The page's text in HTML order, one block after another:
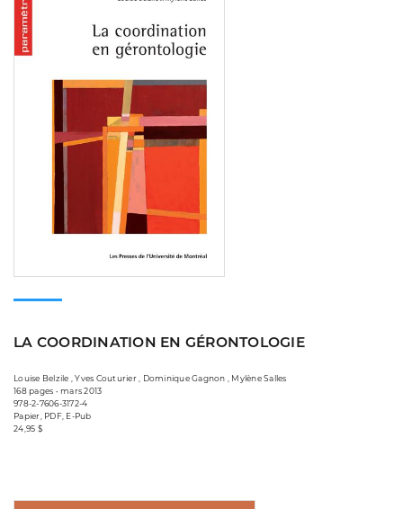
LA COORDINATION EN GÉRONTOLOGIE
Louise Belzile , Yves Couturier , Dominique Gagnon , Mylène Salles
168 pages • mars 2013
978-2-7606-3172-4
Papier, PDF, E-Pub
24,95 $